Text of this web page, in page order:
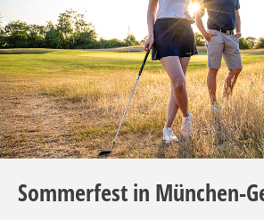
Sommerfest in München-